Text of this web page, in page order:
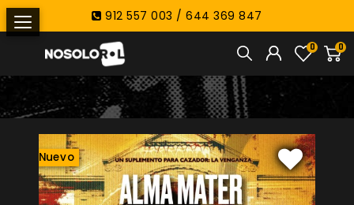
912 557 003 / 644 369 847
0
0
Nuevo